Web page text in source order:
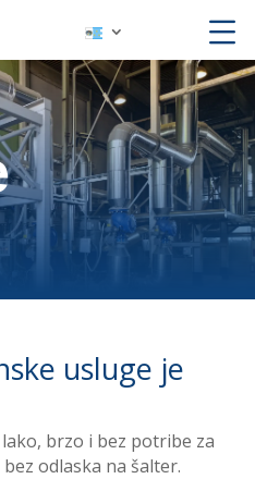
usluge je
brzo i bez potribe za
odlaska na šalter.